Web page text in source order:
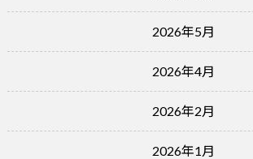
2026年5月
2026年4月
2026年2月
2026年1月